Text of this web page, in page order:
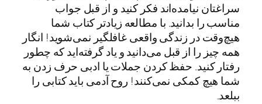
سراغتان نیامده‌اند فکر کنید و از قبل جواب
مناسب را بدانید. با مطالعه زیادتر کتاب‌ شما
هیچ‌وقت در زندگی واقعی غافلگیر نمی‌شوید! انگار
همه چیز را از قبل می‌دانید و یاد گرفته‌اید که چطور
رفتار کنید. حفظ کردن جملات یا ادبی حرف زدن به
شما هیچ کمکی نمی‌کنند! روح آدمی باید کتابی را
ببلعد.